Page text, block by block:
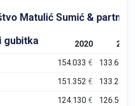
Matulić Sumić &
gubitka
2020
2021
154.033€ 133.687
151.352€ 133.241
124.130€ 126.504